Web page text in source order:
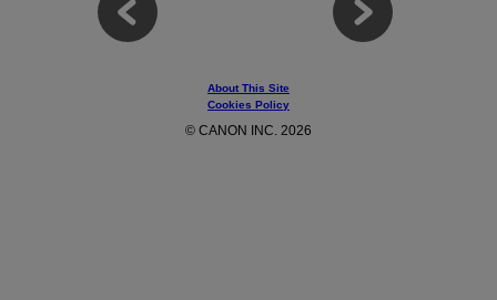
About This Site
Cookies Policy
© CANON INC. 2026